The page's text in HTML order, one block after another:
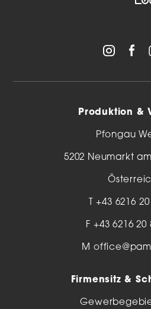
Produktion &
Pfongau
5202 Neumarkt
T+43 6216 20
F +43 6216 20
M
Firmensitz &